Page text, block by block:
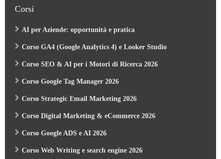
Corsi
AI per Aziende: opportunità e pratica
Corso GA4 (Google Analytics 4) e Looker Studio
Corso SEO & AI per i Motori di Ricerca 2026
Corso Google Tag Manager 2026
Corso Strategic Email Marketing 2026
Corso Digital Marketing & eCommerce 2026
Corso Google ADS e AI 2026
Corso Web Writing e search engine 2026